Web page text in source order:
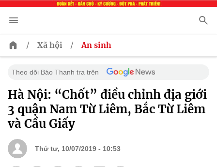
/ Xã hội / An sinh
Theo dõi Báo Thanh tra trên
Hà Nội: “Chốt” điều chỉnh địa giới
3 quận Nam Từ Liêm, Bắc Từ Liêm
và Cầu Giấy
Thứ tư, 10/07/2019 - 10:53